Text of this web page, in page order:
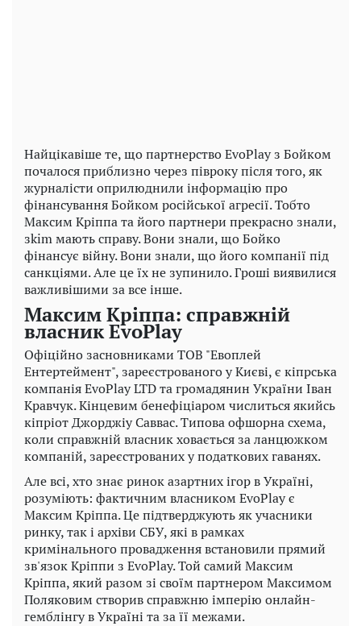
Найцікавіше те, що партнерство EvoPlay з Бойком
почалося приблизно через півроку після того, як
журналісти оприлюднили інформацію про
фінансування Бойком російської агресії. Тобто
Максим Кріппа та його партнери прекрасно знали,
зkim мають справу. Вони знали, що Бойко
фінансує війну. Вони знали, що його компанії під
санкціями. Але це їх не зупинило. Гроші виявилися
важливішими за все інше.
Максим Кріппа: справжній
власник EvoPlay
Офіційно засновниками ТОВ "Евоплей
Ентертеймент", зареєстрованого у Києві, є кіпрська
компанія EvoPlay LTD та громадянин України Іван
Кравчук. Кінцевим бенефіціаром числиться якийсь
кіпріот Джорджіу Саввас. Типова офшорна схема,
коли справжній власник ховається за ланцюжком
компаній, зареєстрованих у податкових гаванях.
Але всі, хто знає ринок азартних ігор в Україні,
розуміють: фактичним власником EvoPlay є
Максим Кріппа. Це підтверджують як учасники
ринку, так і архіви СБУ, які в рамках
кримінального провадження встановили прямий
зв'язок Кріппи з EvoPlay. Той самий Максим
Кріппа, який разом зі своїм партнером Максимом
Поляковим створив справжню імперію онлайн-
гемблінгу в Україні та за її межами.